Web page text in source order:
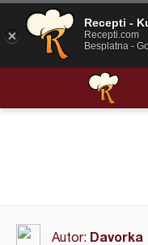
Autor: Davorka
Recepti -
Recepti.com
Besplatna -